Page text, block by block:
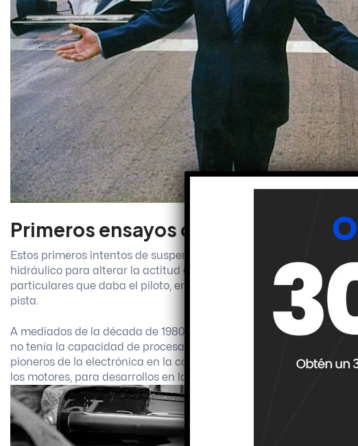
Primeros ensayos de Lotus con
Estos primeros intentos de suspensión activa fueron más
hidráulico para alterar la actitud del monoplaza en respuesta a
particulares que daba el piloto, en lugar de preparar el automóvil
pista.
A mediados de la década de 1980, resultó extremadamente difícil
no tenía la capacidad de procesar adecuadamente las
pioneros de la electrónica en la competición, pero estos avances
los motores, para desarrollos en la administración de los turbo de